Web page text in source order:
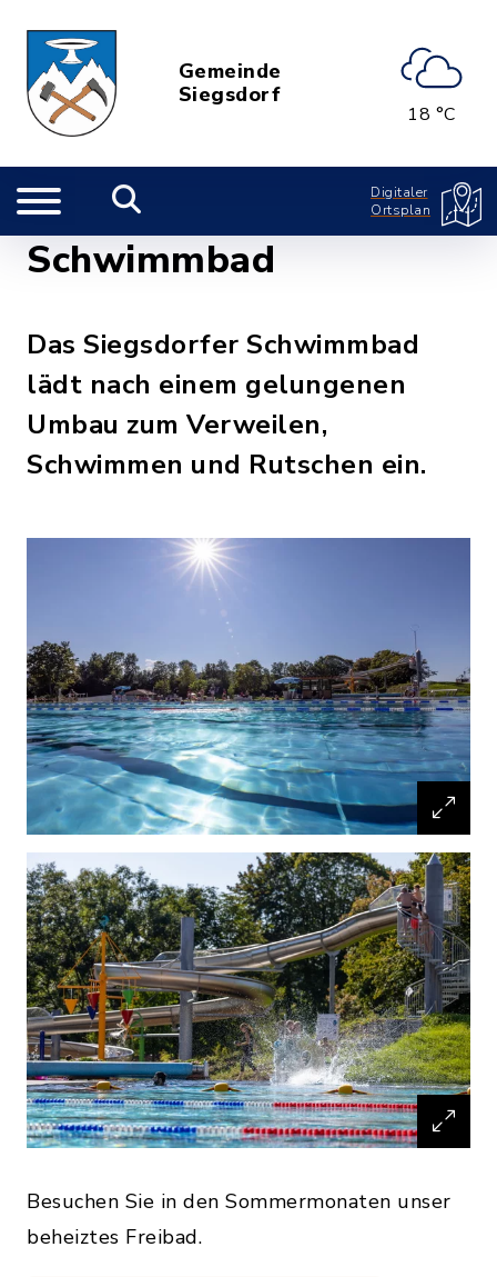
Gemeinde
Siegsdorf
18 °C
Digitaler
Ortsplan
Schwimmbad
Das Siegsdorfer Schwimmbad
lädt nach einem gelungenen
Umbau zum Verweilen,
Schwimmen und Rutschen ein.
Besuchen Sie in den Sommermonaten unser
beheiztes Freibad.